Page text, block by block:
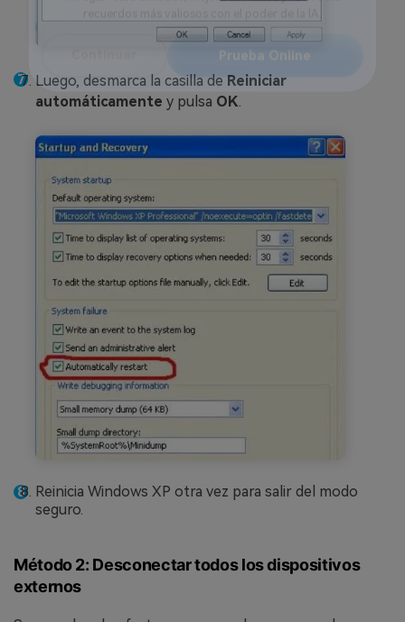
Arregla fotos dañadas, mejora su nitidez y revive tus
recuerdos más valiosos con el poder de la IA.
Continuar Prueba Online
Luego, desmarca la casilla de Reiniciar
automáticamente y pulsa OK.
Reinicia Windows XP otra vez para salir del modo
seguro.
Método 2: Desconectar todos los dispositivos
externos